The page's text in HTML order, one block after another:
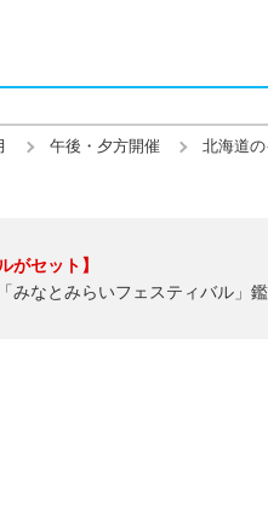
午後・夕方開催 北海道の
がセット】
みなとみらいフェスティバル」